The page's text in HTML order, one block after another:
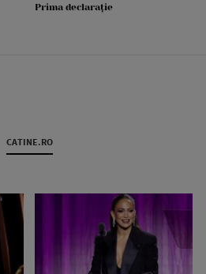
Prima declarație
CATINE.RO